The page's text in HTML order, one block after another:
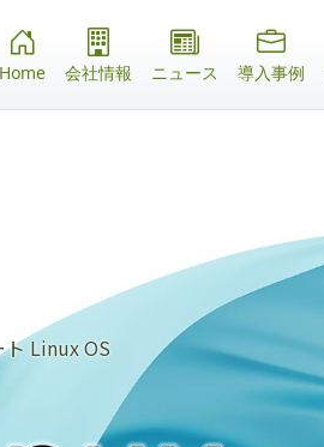
Home 会社情報 ニュース 導入事例
Linux OS